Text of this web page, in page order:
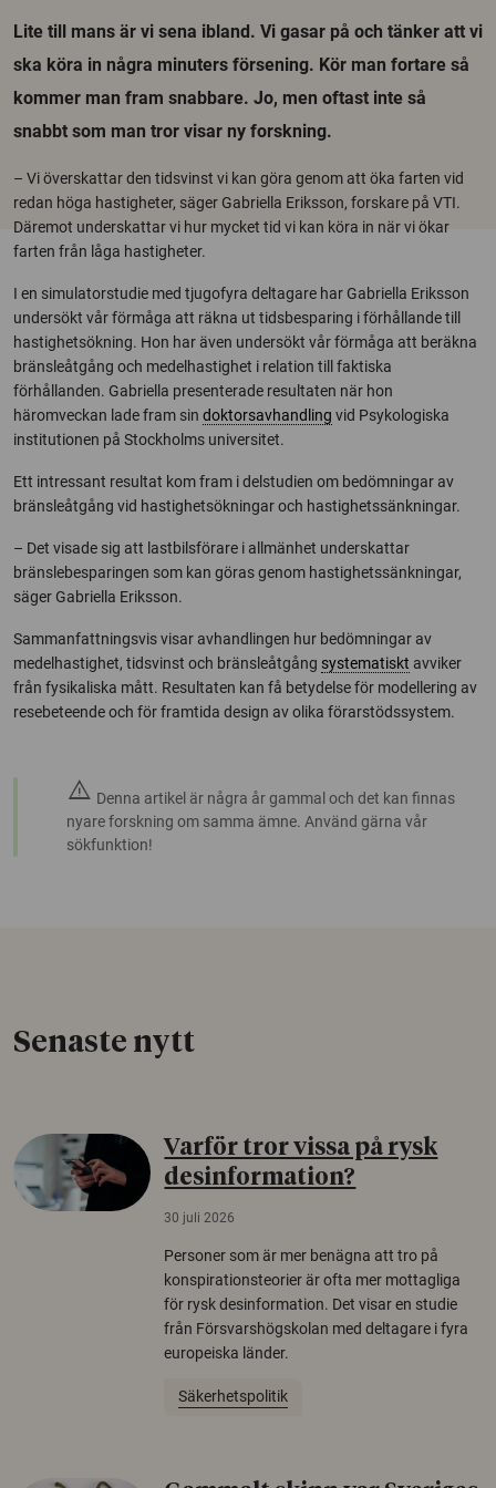
Lite till mans är vi sena ibland. Vi gasar på och tänker att vi
ska köra in några minuters försening. Kör man fortare så
kommer man fram snabbare. Jo, men oftast inte så
snabbt som man tror visar ny forskning.
– Vi överskattar den tidsvinst vi kan göra genom att öka farten vid
redan höga hastigheter, säger Gabriella Eriksson, forskare på VTI.
Däremot underskattar vi hur mycket tid vi kan köra in när vi ökar
farten från låga hastigheter.
I en simulatorstudie med tjugofyra deltagare har Gabriella Eriksson
undersökt vår förmåga att räkna ut tidsbesparing i förhållande till
hastighetsökning. Hon har även undersökt vår förmåga att beräkna
bränsleåtgång och medelhastighet i relation till faktiska
förhållanden. Gabriella presenterade resultaten när hon
häromveckan lade fram sin doktorsavhandling vid Psykologiska
institutionen på Stockholms universitet.
Ett intressant resultat kom fram i delstudien om bedömningar av
bränsleåtgång vid hastighetsökningar och hastighetssänkningar.
– Det visade sig att lastbilsförare i allmänhet underskattar
bränslebesparingen som kan göras genom hastighetssänkningar,
säger Gabriella Eriksson.
Sammanfattningsvis visar avhandlingen hur bedömningar av
medelhastighet, tidsvinst och bränsleåtgång systematiskt avviker
från fysikaliska mått. Resultaten kan få betydelse för modellering av
resebeteende och för framtida design av olika förarstödssystem.
warning Denna artikel är några år gammal och det kan finnas
nyare forskning om samma ämne. Använd gärna vår
sökfunktion!
Senaste nytt
Varför tror vissa på rysk
desinformation?
30 juli 2026
Personer som är mer benägna att tro på
konspirationsteorier är ofta mer mottagliga
för rysk desinformation. Det visar en studie
från Försvarshögskolan med deltagare i fyra
europeiska länder.
Säkerhetspolitik